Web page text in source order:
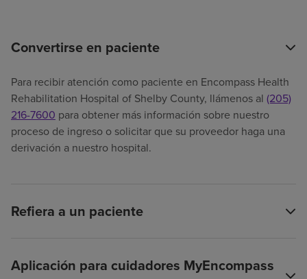
Convertirse en paciente
Para recibir atención como paciente en Encompass Health
Rehabilitation Hospital of Shelby County, llámenos al (205)
216-7600 para obtener más información sobre nuestro
proceso de ingreso o solicitar que su proveedor haga una
derivación a nuestro hospital.
Refiera a un paciente
Aplicación para cuidadores MyEncompass